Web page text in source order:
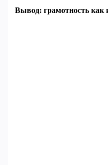
Вывод: грамотность как